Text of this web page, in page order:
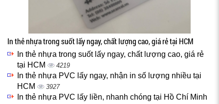
In thẻ nhựa trong suốt lấy ngay, chất lượng cao, giá rẻ tại HCM
In thẻ nhựa trong suốt lấy ngay, chất lượng cao, giá rẻ
tại HCM
4219
In thẻ nhựa PVC lấy ngay, nhận in số lượng nhiều tại
HCM
3927
In thẻ nhựa PVC lấy liền, nhanh chóng tại Hồ Chí Minh